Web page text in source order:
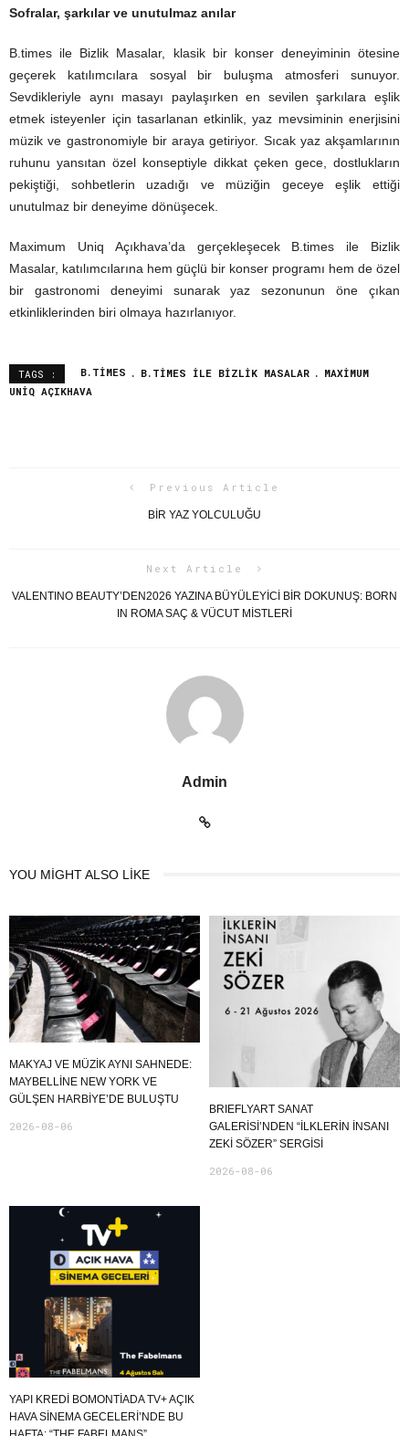
Sofralar, şarkılar ve unutulmaz anılar
B.times ile Bizlik Masalar, klasik bir konser deneyiminin ötesine
geçerek katılımcılara sosyal bir buluşma atmosferi sunuyor.
Sevdikleriyle aynı masayı paylaşırken en sevilen şarkılara eşlik
etmek isteyenler için tasarlanan etkinlik, yaz mevsiminin enerjisini
müzik ve gastronomiyle bir araya getiriyor. Sıcak yaz akşamlarının
ruhunu yansıtan özel konseptiyle dikkat çeken gece, dostlukların
pekiştiği, sohbetlerin uzadığı ve müziğin geceye eşlik ettiği
unutulmaz bir deneyime dönüşecek.
Maximum Uniq Açıkhava’da gerçekleşecek B.times ile Bizlik
Masalar, katılımcılarına hem güçlü bir konser programı hem de özel
bir gastronomi deneyimi sunarak yaz sezonunun öne çıkan
etkinliklerinden biri olmaya hazırlanıyor.
TAGS : B.TIMES B.TIMES ILE BIZLIK MASALAR
MAXIMUM
UNIQ AÇIKHAVA
Previous Article
BİR YAZ YOLCULUĞU
Next Article
VALENTINO BEAUTY’DEN2026 YAZINA BÜYÜLEYİCİ BİR DOKUNUŞ: BORN
IN ROMA SAÇ & VÜCUT MİSTLERİ
Admin
YOU MIGHT ALSO LIKE
MAKYAJ VE MÜZIK AYNI SAHNEDE:
MAYBELLINE NEW YORK VE
GÜLŞEN HARBIYE’DE BULUŞTU
2026-08-06
BRIEFLYART SANAT
GALERİSİ’NDEN “İLKLERİN İNSANI
ZEKİ SÖZER” SERGİSİ
2026-08-06
YAPI KREDI BOMONTIADA TV+ AÇIK
HAVA SINEMA GECELERI’NDE BU